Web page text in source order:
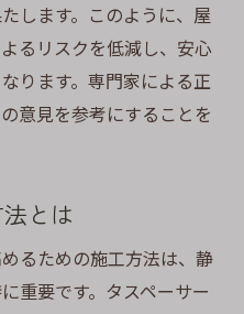
応する塗料とは
耐久性を決める
の成功例
の選び方
料の可能性
ネと快適な住環境
房費削減
します。このように、屋
るリスクを低減し、安心
ります。専門家による正
意見を参考にすることを
とは
るための施工方法は、静
重要です。タスペーサー